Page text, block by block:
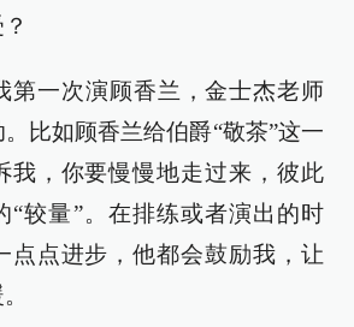
第一次演顾香兰，金士杰老师
比如顾香兰给伯爵“敬茶”这一
我，你要慢慢地走过来，彼此
“较量”。在排练或者演出的时
点点进步，他都会鼓励我，让